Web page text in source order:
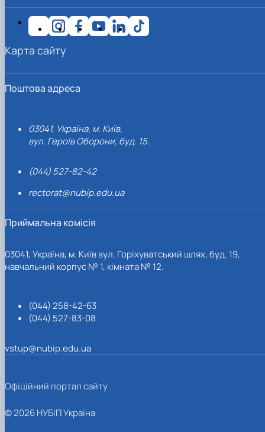
Поштова адреса
03041, Україна, м. Київ,
вул. Героїв Оборони, буд. 15.
(044) 527-82-42
rectorat@nubip.edu.ua
Приймальна комісія
03041, Україна, м. Київ вул. Горіхуватський шлях, буд. 19,
навчальний корпус № 1, кімната № 12.
(044) 258-42-63
(044) 527-83-08
vstup@nubip.edu.ua
Карта сайту
Офіційний портал сайту
© 2026 НУБІП Україна